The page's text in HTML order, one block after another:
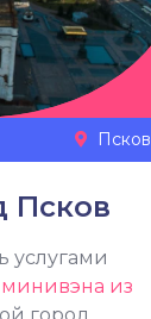
Псков
Псков
услугами
минивэна из
город